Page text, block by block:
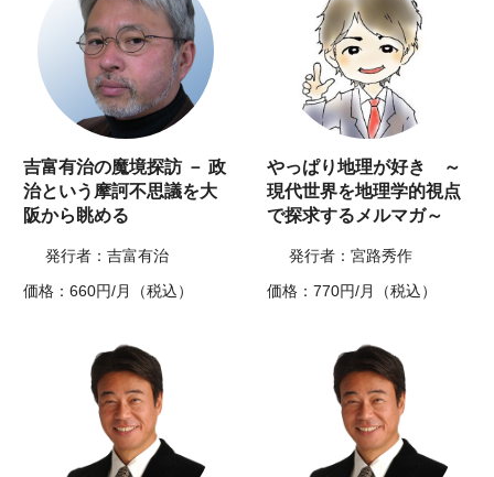
吉富有治の魔境探訪 － 政
治という摩訶不思議を大
阪から眺める
発行者：吉富有治
価格：660円/月（税込）
やっぱり地理が好き ～
現代世界を地理学的視点
で探求するメルマガ～
発行者：宮路秀作
価格：770円/月（税込）